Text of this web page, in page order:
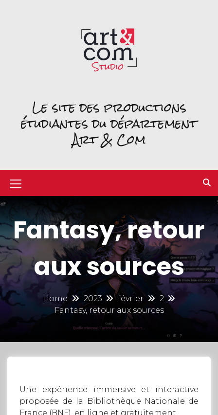
Le site des productions
étudiantes du département
Art & Com
Fantasy, retour
aux sources
Home 2023 février
2
Fantasy, retour aux sources
Une expérience immersive et interactive
proposée de la Bibliothèque Nationale de
France (BNF), en ligne et gratuitement.